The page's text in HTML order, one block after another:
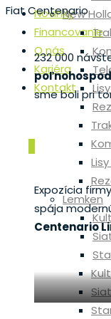
Novinky
Financovanie
O nás
Kariéra
Kontakt
New
Lemken
Fiat Centenario
232 000
sme boli pri
Expozícia
spája
Centenario